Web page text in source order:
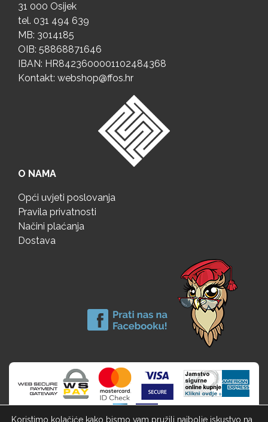
31 000 Osijek
tel. 031 494 639
MB: 3014185
OIB: 58868871646
IBAN: HR8423600001102484368
Kontakt: webshop@ffos.hr
O NAMA
Opći uvjeti poslovanja
Pravila privatnosti
Načini plaćanja
Dostava
Koristimo kolačiće kako bismo vam pružili najbolje iskustvo na